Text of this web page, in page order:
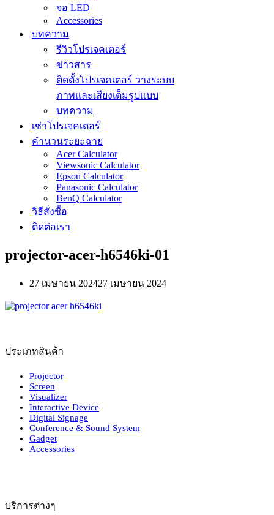
จอ LED
Accessories
บทความ
รีวิวโปรเจคเตอร์
ข่าวสาร
ติดตั้งโปรเจคเตอร์ วางระบบ
ภาพและเสียงเต็มรูปแบบ
บทความ
เช่าโปรเจคเตอร์
คำนวนระยะฉาย
Acer Calculator
Viewsonic Calculator
Epson Calculator
Panasonic Calculator
BenQ Calculator
วิธีสั่งซื้อ
ติดต่อเรา
projector-acer-h6546ki-01
27 เมษายน 202427 เมษายน 2024
ประเภทสินค้า
Projector
Screen
Visualizer
Interactive Device
Digital Signage
Conference & Sound System
Gadget
Accessories
บริการต่างๆ